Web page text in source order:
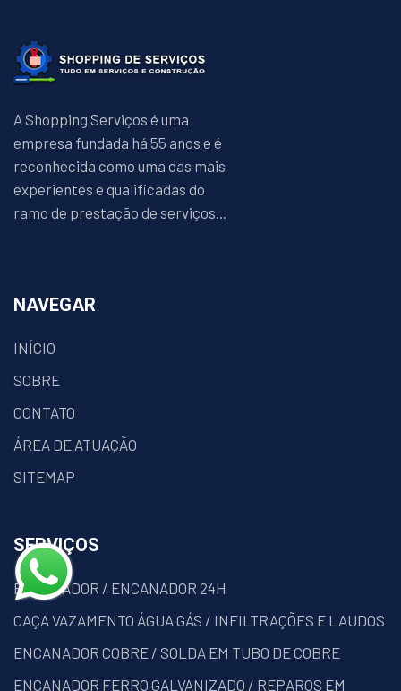
A Shopping Serviços é uma
empresa fundada há 55 anos e é
reconhecida como uma das mais
experientes e qualificadas do
ramo de prestação de serviços...
NAVEGAR
INÍCIO
SOBRE
CONTATO
ÁREA DE ATUAÇÃO
SITEMAP
SERVIÇOS
ENCANADOR / ENCANADOR 24H
CAÇA VAZAMENTO ÁGUA GÁS / INFILTRAÇÕES E LAUDOS
ENCANADOR COBRE / SOLDA EM TUBO DE COBRE
ENCANADOR FERRO GALVANIZADO / REPAROS EM